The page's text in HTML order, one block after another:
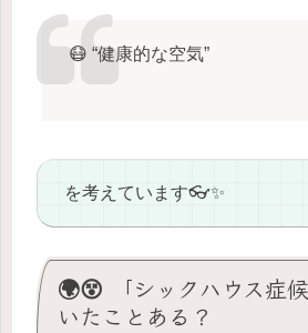
😷 “健康的な空気”
を考えています👓✨
🌍😵 「シックハウス症
いたことある？